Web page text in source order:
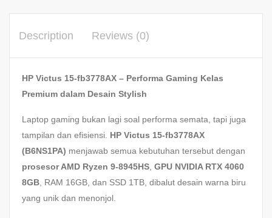
Description Reviews (0)
HP Victus 15-fb3778AX – Performa Gaming Kelas
Premium dalam Desain Stylish
Laptop gaming bukan lagi soal performa semata, tapi juga
tampilan dan efisiensi. HP Victus 15-fb3778AX
(B6NS1PA) menjawab semua kebutuhan tersebut dengan
prosesor AMD Ryzen 9-8945HS GPU NVIDIA RTX 4060
8GB , RAM 16GB, dan SSD 1TB, dibalut desain warna biru
yang unik dan menonjol.